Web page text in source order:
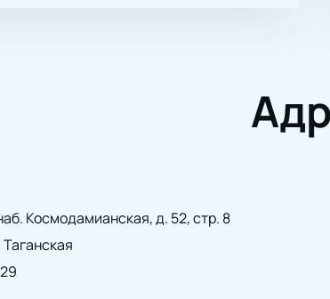
Космодамианская, д. 52, стр. 8
Таганская